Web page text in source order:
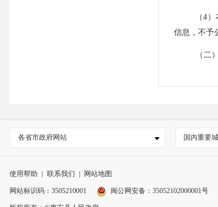
（4）
信息，不予
（二
2.信息名
4.生成日期
各省市政府网站 国内重要
使用帮助 联系我们 网站地图
网站标识码：3505210001 闽公网安备：35052102000001号